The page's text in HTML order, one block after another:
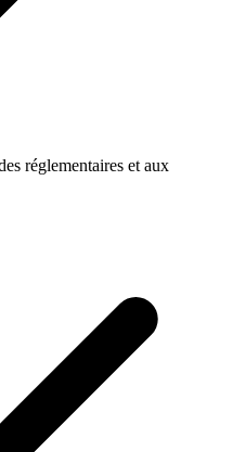
réglementaires et aux